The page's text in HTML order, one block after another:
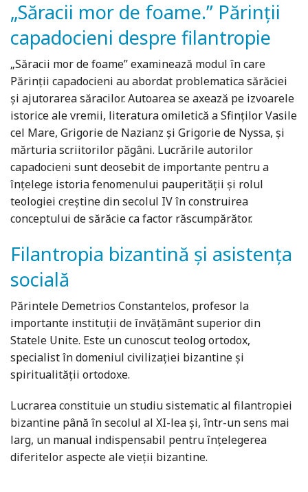
„Săracii mor de foame.” Părinții
capadocieni despre filantropie
„Săracii mor de foame” examinează modul în care
Părinţii capadocieni au abordat problematica sărăciei
şi ajutorarea săracilor. Autoarea se axează pe izvoarele
istorice ale vremii, literatura omiletică a Sfinţilor Vasile
cel Mare, Grigorie de Nazianz și Grigorie de Nyssa, şi
mărturia scriitorilor păgâni. Lucrările autorilor
capadocieni sunt deosebit de importante pentru a
înţelege istoria fenomenului pauperităţii și rolul
teologiei creștine din secolul IV în construirea
conceptului de sărăcie ca factor răscumpărător.
Filantropia bizantină și asistența
socială
Părintele Demetrios Constantelos, profesor la
importante instituţii de învăţământ superior din
Statele Unite. Este un cunoscut teolog ortodox,
specialist în domeniul civilizaţiei bizantine şi
spiritualităţii ortodoxe.
Lucrarea constituie un studiu sistematic al filantropiei
bizantine până în secolul al XI-lea şi, într-un sens mai
larg, un manual indispensabil pentru înţelegerea
diferitelor aspecte ale vieţii bizantine.